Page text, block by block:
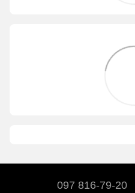
097 816-79-20